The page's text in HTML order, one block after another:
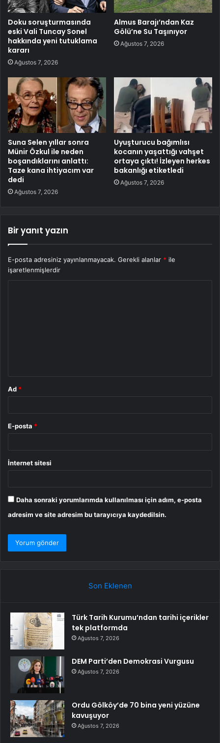
Doku soruşturmasında
eski Vali Tuncay Sonel
hakkında yeni tutuklama
kararı
Ağustos 7, 2026
Almus Barajı’ndan Kaz
Gölü’ne Su Taşınıyor
Ağustos 7, 2026
Suna Selen yıllar sonra
Münir Özkul ile neden
boşandıklarını anlattı:
Taze kana ihtiyacım var
dedi
Ağustos 7, 2026
Uyuşturucu bağımlısı
kocanın yaşattığı vahşet
ortaya çıktı! İzleyen herkes
bakanlığı etiketledi
Ağustos 7, 2026
Bir yanıt yazın
E-posta adresiniz yayınlanmayacak. Gerekli alanlar * ile
işaretlenmişlerdir
Ad *
E-posta *
İnternet sitesi
Daha sonraki yorumlarımda kullanılması için adım, e-posta
adresim ve site adresim bu tarayıcıya kaydedilsin.
Son Eklenen
Türk Tarih Kurumu’ndan tarihi içerikler
tek platformda
Ağustos 7, 2026
DEM Parti’den Demokrasi Vurgusu
Ağustos 7, 2026
Ordu Gölköy’de 70 bina yeni yüzüne
kavuşuyor
Ağustos 7, 2026